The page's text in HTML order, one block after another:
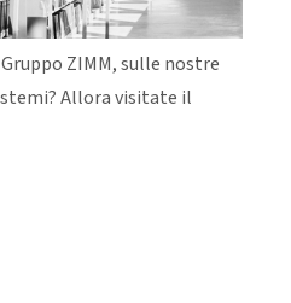
ZIMM, sulle nostre
Allora visitate il